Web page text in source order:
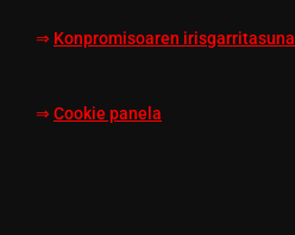
⇒ Konpromisoaren irisgarritasuna
⇒ Cookie panela